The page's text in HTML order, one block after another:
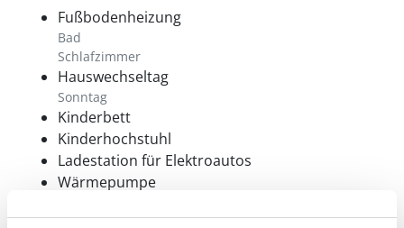
Fußbodenheizung
Bad
Schlafzimmer
Hauswechseltag
Sonntag
Kinderbett
Kinderhochstuhl
Ladestation für Elektroautos
Wärmepumpe